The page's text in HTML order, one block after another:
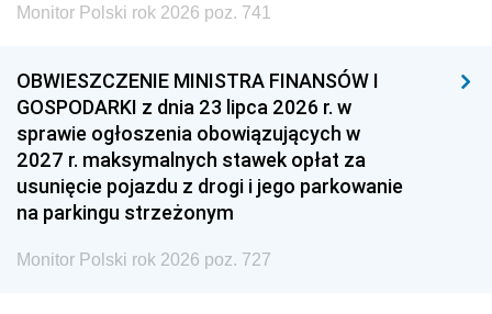
Monitor Polski rok 2026 poz. 741
OBWIESZCZENIE MINISTRA FINANSÓW I
GOSPODARKI z dnia 23 lipca 2026 r. w
sprawie ogłoszenia obowiązujących w
2027 r. maksymalnych stawek opłat za
usunięcie pojazdu z drogi i jego parkowanie
na parkingu strzeżonym
Monitor Polski rok 2026 poz. 727